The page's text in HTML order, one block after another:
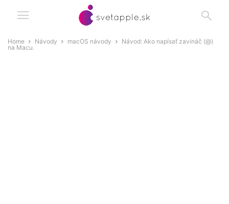
Home Návody macOS návody
Návod: Ako napísať zavináč (@)
na Macu.